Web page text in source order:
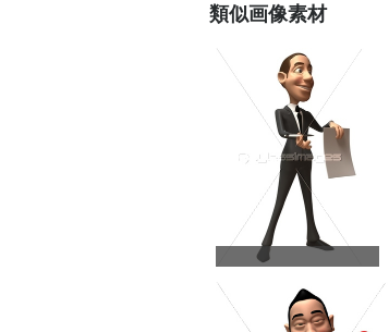
類似画像素材